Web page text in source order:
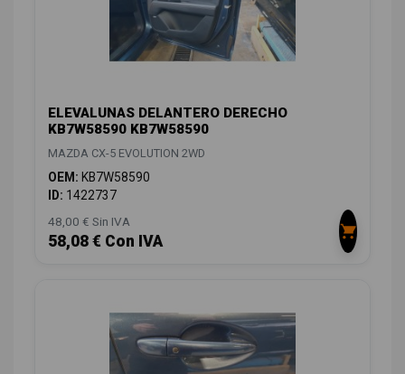
ELEVALUNAS DELANTERO DERECHO
KB7W58590 KB7W58590
MAZDA CX-5 EVOLUTION 2WD
OEM: KB7W58590
ID: 1422737
48,00 € Sin IVA
58,08 € Con IVA